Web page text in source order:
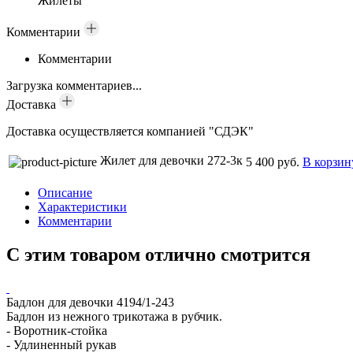
Комментарии
Комментарии
Загрузка комментариев...
Доставка
Доставка осуществляется компанией "СДЭК"
Жилет для девочки 272-3к 5 400 руб. В
Описание
Характеристики
Комментарии
С этим товаром отлично смотрится
Бадлон для девочки 4194/1-243
Бадлон из нежного трикотажа в рубчик.
- Воротник-стойка
- Удлиненный рукав